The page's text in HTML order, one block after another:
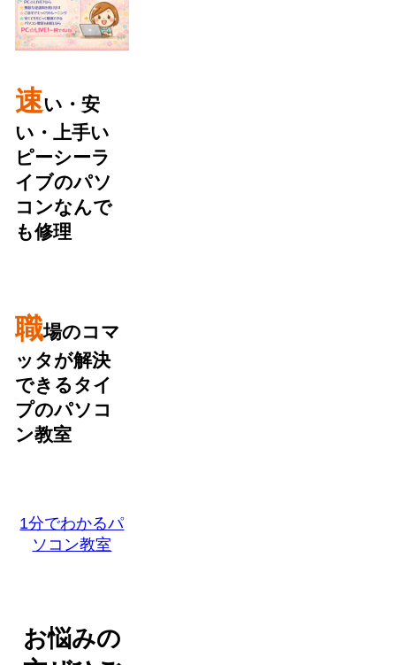
速い・安
い・上手い
ピーシーラ
イブのパソ
コンなんで
も修理
職場のコマ
ッタが解決
できるタイ
プのパソコ
ン教室
1分でわかるパ
ソコン教室
お悩みの